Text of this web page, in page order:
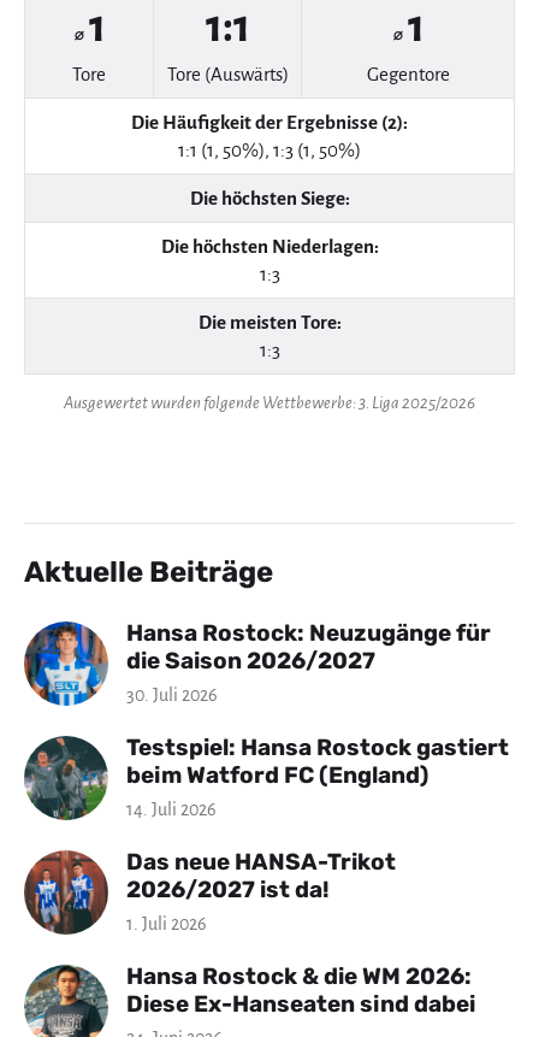
⌀ 1
Tore
1:1
Tore (Auswärts)
⌀ 1
Gegentore
Die Häufigkeit der Ergebnisse (2):
1:1 (1, 50%), 1:3 (1, 50%)
Die höchsten Siege:
Die höchsten Niederlagen:
1:3
Die meisten Tore:
1:3
Ausgewertet wurden folgende Wettbewerbe: 3. Liga 2025/2026
Aktuelle Beiträge
Hansa Rostock: Neuzugänge für
die Saison 2026/2027
30. Juli 2026
Testspiel: Hansa Rostock gastiert
beim Watford FC (England)
14. Juli 2026
Das neue HANSA-Trikot
2026/2027 ist da!
1. Juli 2026
Hansa Rostock & die WM 2026:
Diese Ex-Hanseaten sind dabei